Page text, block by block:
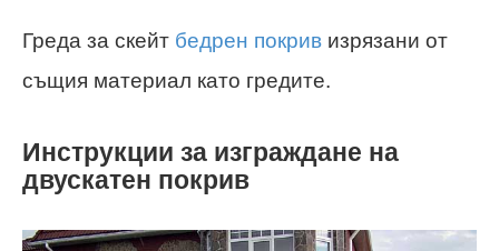
Греда за скейт бедрен покрив изрязани от
същия материал като гредите.
Инструкции за изграждане на
двускатен покрив